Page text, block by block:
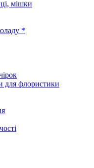
мішки
*
для флористики